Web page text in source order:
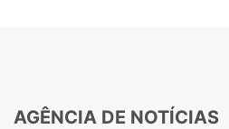
AGÊNCIA DE NOTÍCIAS